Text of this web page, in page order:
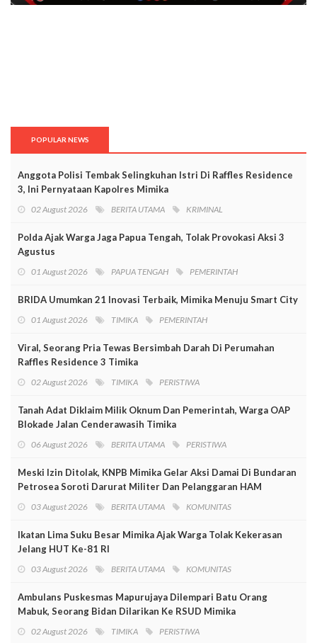
POPULAR NEWS
Anggota Polisi Tembak Selingkuhan Istri Di Raffles Residence
3, Ini Pernyataan Kapolres Mimika
02 August 2026 BERITA UTAMA KRIMINAL
Polda Ajak Warga Jaga Papua Tengah, Tolak Provokasi Aksi 3
Agustus
01 August 2026 PAPUA TENGAH PEMERINTAH
BRIDA Umumkan 21 Inovasi Terbaik, Mimika Menuju Smart City
01 August 2026 TIMIKA PEMERINTAH
Viral, Seorang Pria Tewas Bersimbah Darah Di Perumahan
Raffles Residence 3 Timika
02 August 2026 TIMIKA PERISTIWA
Tanah Adat Diklaim Milik Oknum Dan Pemerintah, Warga OAP
Blokade Jalan Cenderawasih Timika
06 August 2026 BERITA UTAMA PERISTIWA
Meski Izin Ditolak, KNPB Mimika Gelar Aksi Damai Di Bundaran
Petrosea Soroti Darurat Militer Dan Pelanggaran HAM
03 August 2026 BERITA UTAMA KOMUNITAS
Ikatan Lima Suku Besar Mimika Ajak Warga Tolak Kekerasan
Jelang HUT Ke-81 RI
03 August 2026 BERITA UTAMA KOMUNITAS
Ambulans Puskesmas Mapurujaya Dilempari Batu Orang
Mabuk, Seorang Bidan Dilarikan Ke RSUD Mimika
02 August 2026 TIMIKA PERISTIWA